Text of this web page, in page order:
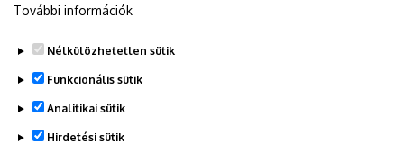
DE telefonkönyvében
További információk
Nélkülözhetetlen sütik
Funkcionális sütik
Analitikai sütik
Hirdetési sütik